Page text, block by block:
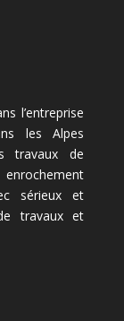
l’entreprise
les Alpes
travaux de
sérieux et
travaux et